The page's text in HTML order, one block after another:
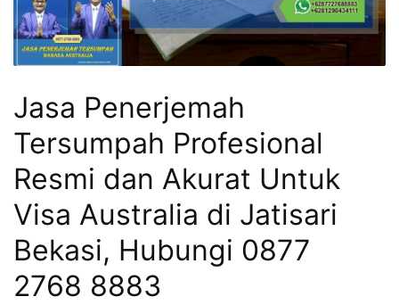
Jasa Penerjemah
Tersumpah Profesional
Resmi dan Akurat Untuk
Visa Australia di Jatisari
Bekasi, Hubungi 0877
2768 8883